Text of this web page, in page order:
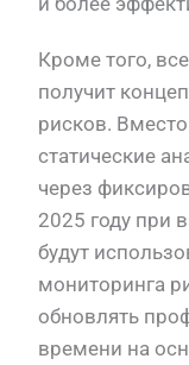
Кроме того,
получит
рисков.
статические
через
2025 году при
будут
мониторинга
обновлять
времени на